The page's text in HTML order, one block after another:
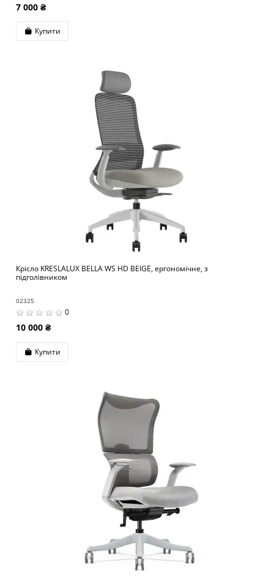
7 000 ₴
Купити
Крісло KRESLALUX BELLA WS HD BEIGE, ергономічне, з
підголівником
02325
0
10 000 ₴
Купити